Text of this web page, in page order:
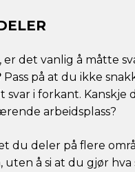
det vanlig å måtte
Pass på at du ikke
i forkant. Kanskje
arbeidsplass?
du deler på flere
å si at du gjør